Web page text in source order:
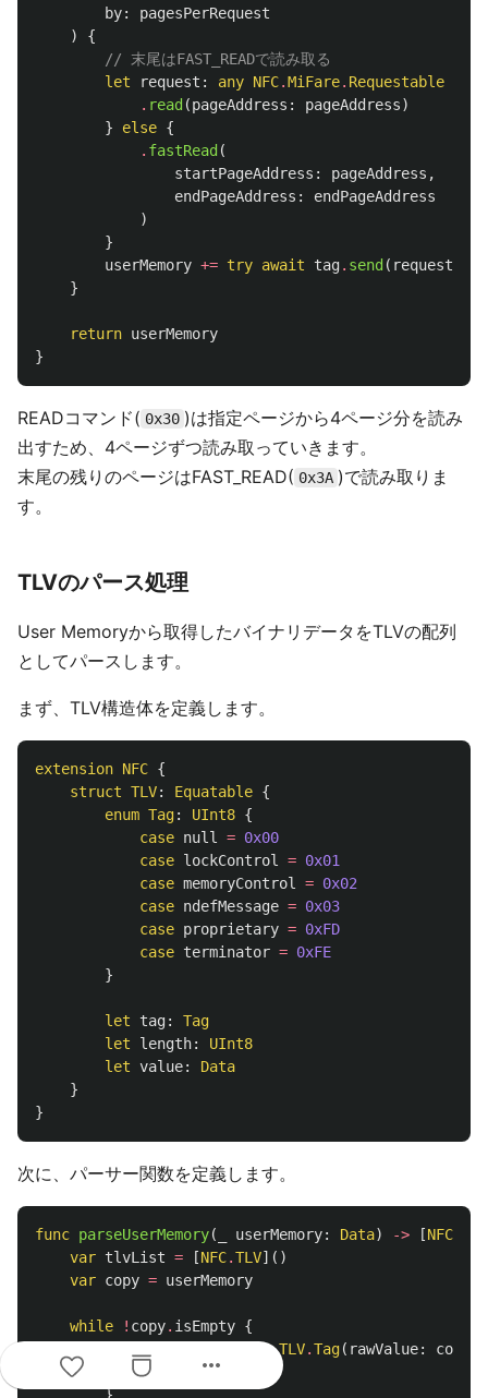
by:
pagesPerRequest
)
{
// 末尾はFAST_READで読み取る
let
request : any NFC.MiFare. Requestable
. read (pageAddress : pageAddress)
}
else {
. fastRead (
startPageAddress : pageAddress ,
endPageAddress :
endPageAddress
)
}
userMemory += try await tag. send ( request
}
return userMemory
}
READコマンド( 0x30 )は指定ページから4ページ分を読み
出すため、4ページずつ読み取っていきます。
末尾の残りのページはFAST_READ( 0x3A )で読み取りま
す。
TLVのパース処理
User Memoryから取得したバイナリデータをTLVの配列
としてパースします。
まず、TLV構造体を定義します。
extension NFC {
struct TLV: Equatable {
enum Tag: UInt8 {
case null = 0x00
case lockControl = 0x01
case memoryControl = 0x02
case ndefMessage = 0x03
case proprietary = 0xFD
case terminator = 0xFE
}
let tag:
Tag
let
length:
UInt8
let value:
Data
}
}
次に、パーサー関数を定義します。
func parseUserMemory( userMemory: Data) -> [NFC
var tlvList = [NFC.TLV]()
var copy = userMemory
while ! copy. isEmpty {
NFC.TLV.Tag( rawValue: copy
break
more_horiz